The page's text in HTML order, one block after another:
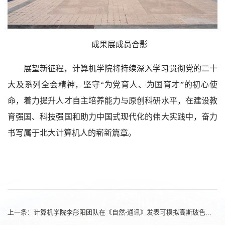
成果展成员合影
展望新征程，计算机学院将持续深入学习贯彻党的二十
大及系列全会精神，坚守“为党育人、为国育才”的初心使
命，着力提升人才自主培养能力与原创科研水平，在建设教
育强国、科技强国和助力中国式现代化的伟大实践中，奋力
书写属于北大计算机人的崭新篇章。
上一条： ​计算机学院李彤阳团队在《自然-通讯》发表可模拟高斯玻色采样的高效经典采样算法